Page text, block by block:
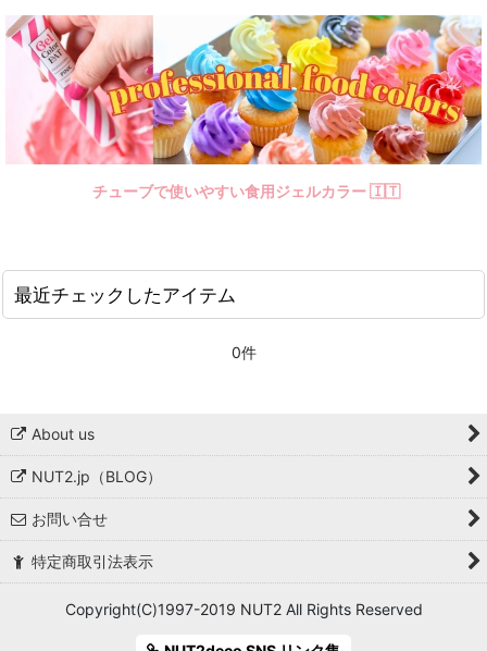
チューブで使いやすい食用ジェルカラー 🇮🇹
最近チェックしたアイテム
0件
About us
NUT2.jp（BLOG）
お問い合せ
特定商取引法表示
Copyright(C)1997-2019 NUT2 All Rights Reserved